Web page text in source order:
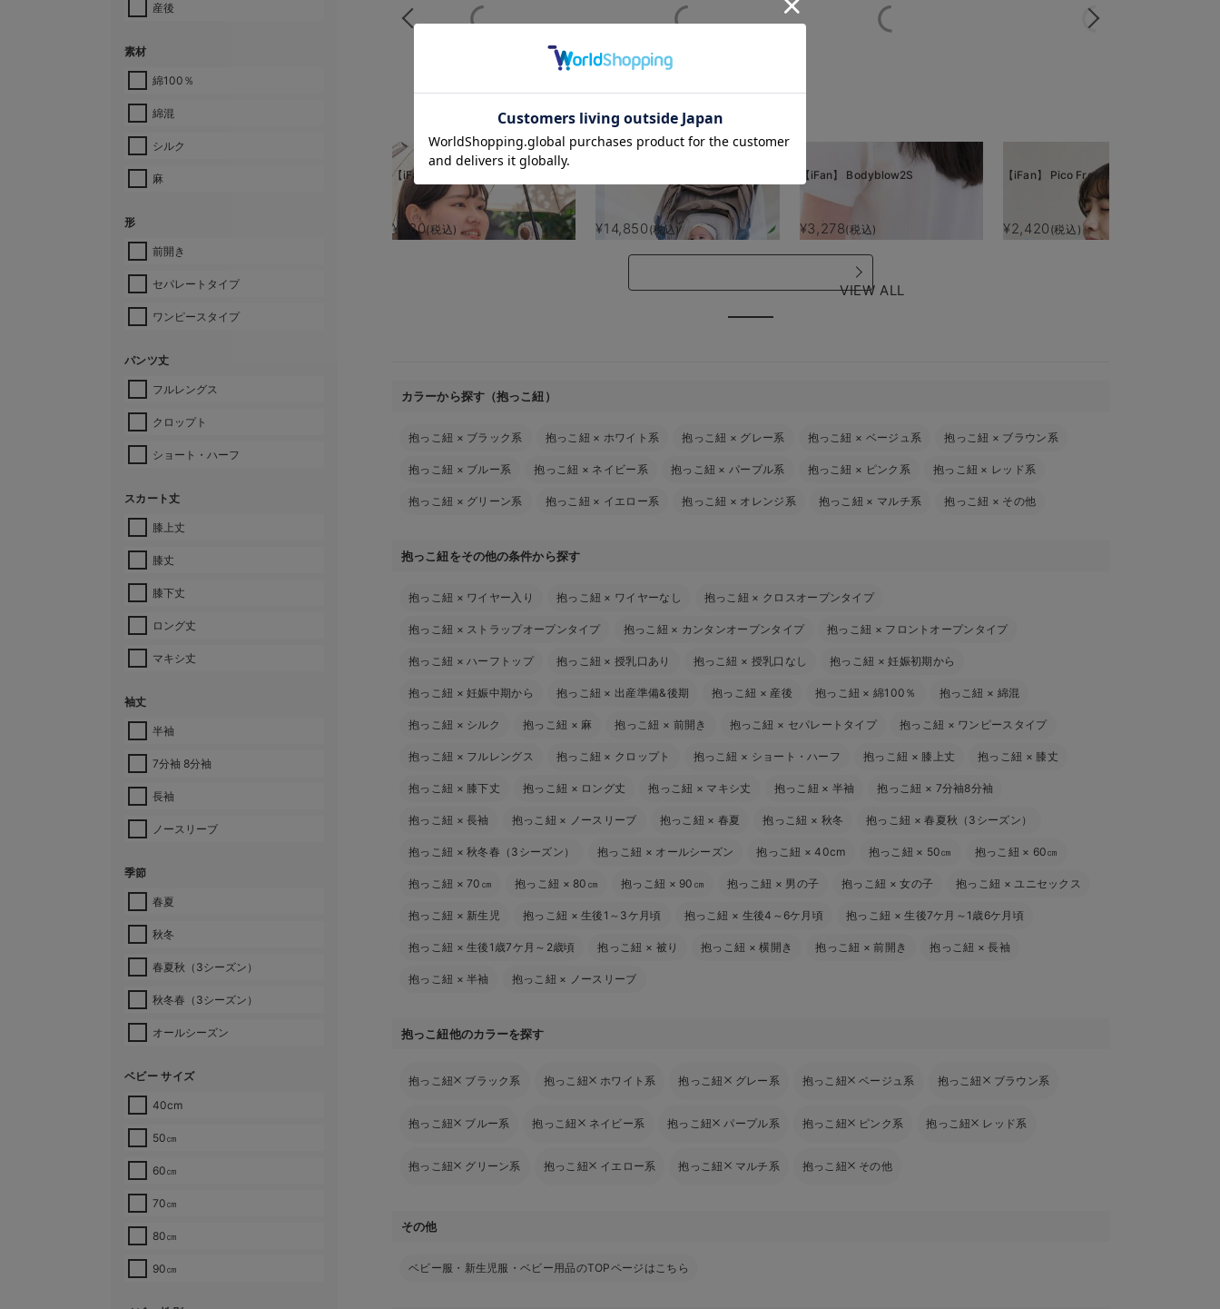
産後
素材
綿100％
綿混
シルク
麻
形
前開き
セパレートタイプ
ワンピースタイプ
パンツ丈
フルレングス
クロップト
ショート・ハーフ
スカート丈
膝上丈
膝丈
膝下丈
ロング丈
マキシ丈
袖丈
半袖
7分袖 8分袖
長袖
ノースリーブ
季節
春夏
秋冬
春夏秋（3シーズン）
秋冬春（3シーズン）
オールシーズン
ベビー サイズ
40cm
50㎝
60㎝
70㎝
80㎝
90㎝
【iFan】 MultiClip
¥880(税込) ¥14,850 (税込)
【iFan】 Bodyblow2S
¥3,278(税込)
【iFan】 Pico Freeze
¥2,420 (税込)
VIEW ALL
カラーから探す（抱っこ紐）
抱っこ紐 × ブラック系 抱っこ紐 × ホワイト系 抱っこ紐 × グレー系 抱っこ紐 × ベージュ系 抱っこ紐 × ブラウン系
抱っこ紐 × ブルー系 抱っこ紐 × ネイビー系 抱っこ紐 ×パープル系 抱っこ紐 × ピンク系 抱っこ紐 × レッド系
抱っこ紐 × グリーン系 抱っこ紐 × イエロー系 抱っこ紐 × オレンジ系 抱っこ紐 × マルチ系 抱っこ紐 × その他
抱っこ紐をその他の条件から探す
抱っこ紐 × ワイヤー入り 抱っこ紐 × ワイヤーなし 抱っこ紐 × クロスオープンタイプ
抱っこ紐 × ストラップオープンタイプ 抱っこ紐 × カンタンオープンタイプ 抱っこ紐 × フロントオープンタイプ
抱っこ紐 ×ハーフトップ 抱っこ紐 ×授乳口あり 抱っこ紐 × 授乳口なし 抱っこ紐 ×妊娠初期から
抱っこ紐 ×妊娠中期から 抱っこ紐 × 出産準備&後期 抱っこ紐 × 産後 抱っこ紐 ×綿100％ 抱っこ紐 × 綿混
抱っこ紐 × シルク 抱っこ紐 × 麻 抱っこ紐 × 前開き 抱っこ紐 × セパレートタイプ 抱っこ紐 × ワンピースタイプ
抱っこ紐 × フルレングス 抱っこ紐 × クロップト 抱っこ紐 × ショート・ハーフ 抱っこ紐 × 膝上丈 抱っこ紐 × 膝丈
抱っこ紐 × 膝下丈 抱っこ紐 × ロング丈 抱っこ紐 × マキシ丈 抱っこ紐 × 半袖 抱っこ紐 × 7分袖8分袖
抱っこ紐 ×長袖 抱っこ紐 × ノースリーブ 抱っこ紐 × 春夏 抱っこ紐 × 秋冬 抱っこ紐 ×春夏秋（3シーズン）
抱っこ紐 ×秋冬春（3シーズン） 抱っこ紐 × オールシーズン 抱っこ紐 ×40cm 抱っこ紐 × 50㎝ 抱っこ紐 × 60㎝
抱っこ紐 ×70㎝ 抱っこ紐 × 80㎝ 抱っこ紐 × 90㎝ 抱っこ紐 × 男の子 抱っこ紐 ×女の子 抱っこ紐 ×ユニセックス
抱っこ紐 × 新生児 抱っこ紐 ×生後1～3ケ月頃 抱っこ紐 × 生後4～6ケ月頃 抱っこ紐 ×生後7ケ月～1歳6ケ月頃
抱っこ紐 ×生後1歳7ケ月～2歳頃 抱っこ紐 × 被り 抱っこ紐 ×横開き 抱っこ紐 ×前開き 抱っこ紐 ×長袖
抱っこ紐 ×半袖 抱っこ紐 × ノースリーブ
抱っこ紐他のカラーを探す
抱っこ紐 ブラック系 抱っこ紐 ホワイト系 抱っこ紐 グレー系 抱っこ紐 ベージュ系 抱っこ紐 ブラウン系
抱っこ紐 ブルー系 抱っこ紐 ネイビー系 抱っこ紐 パープル系 抱っこ紐 ピンク系 抱っこ紐 レッド系
抱っこ紐 グリーン系 抱っこ紐 イエロー系 抱っこ紐 マルチ系 抱っこ紐 その他
その他
ベビー服・新生児服・ベビー用品のTOPページはこちら
お気に入り商品を確認する